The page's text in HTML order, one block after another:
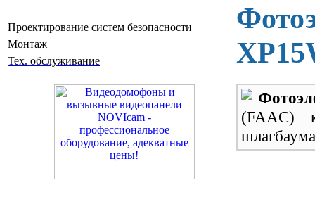
Проектирование систем безопасности
Монтаж
Тех. обслуживание
(FAAC)